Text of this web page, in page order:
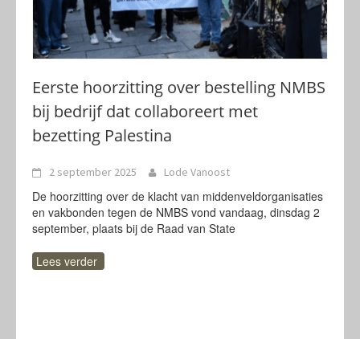
Eerste hoorzitting over bestelling NMBS
bij bedrijf dat collaboreert met
bezetting Palestina
2 september 2025 Lode Vanoost
De hoorzitting over de klacht van middenveldorganisaties
en vakbonden tegen de NMBS vond vandaag, dinsdag 2
september, plaats bij de Raad van State
Lees verder